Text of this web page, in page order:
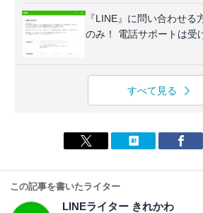
『LINE』に問い合わせる
のみ！ 電話サポートは受
すべて見る
この記事を書いたライター
LINEライター きれかわ